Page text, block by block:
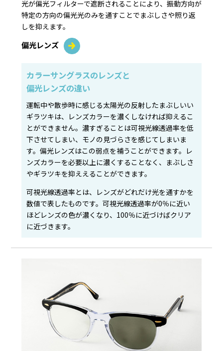
光が偏光フィルターで遮断されることにより、振動方向が
特定の方向の偏光光のみを通すことでまぶしさや照り返
しを抑えます。
偏光レンズ
カラーサングラスのレンズと
偏光レンズの違い
運転中や散歩時に感じる太陽光の反射したまぶしいい
ギラツキは、レンズカラーを濃くしなければ抑えるこ
とができません。濃すぎることは可視光線透過率を低
下させてしまい、モノの見づらさを感じてしまいま
す。偏光レンズはこの弱点を補うことができます。レ
ンズカラーを必要以上に濃くすることなく、まぶしさ
やギラツキを抑ええることができます。
可視光線透過率とは、レンズがどれだけ光を通すかを
数値で表したものです。可視光線透過率が0％に近い
ほどレンズの色が濃くなり、100％に近づけばクリア
に近づきます。